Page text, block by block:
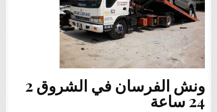
ونش الفرسان في الشروق 2
24 ساعة